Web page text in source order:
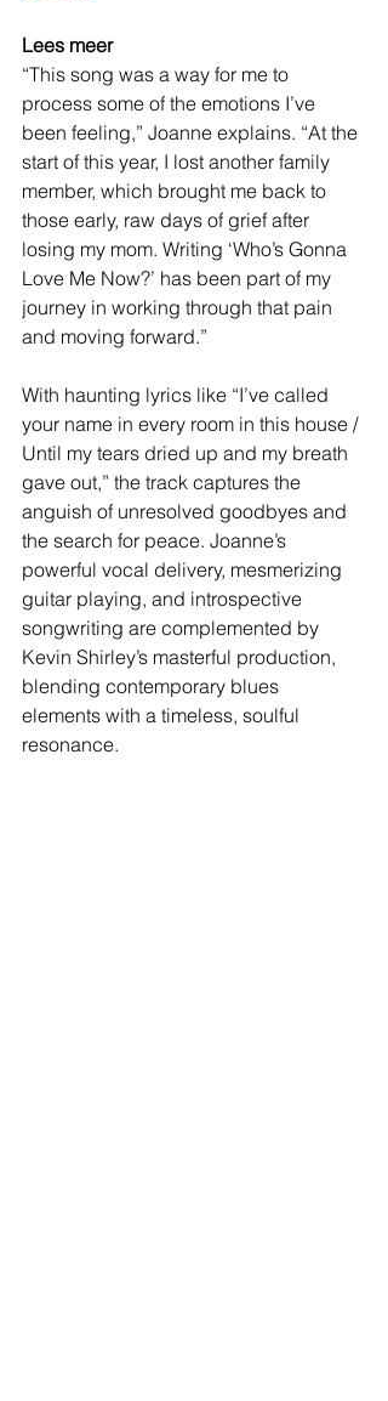
Lees meer
“This song was a way for me to
process some of the emotions I’ve
been feeling,” Joanne explains. “At the
start of this year, I lost another family
member, which brought me back to
those early, raw days of grief after
losing my mom. Writing ‘Who’s Gonna
Love Me Now?’ has been part of my
journey in working through that pain
and moving forward.”
With haunting lyrics like “I’ve called
your name in every room in this house /
Until my tears dried up and my breath
gave out,” the track captures the
anguish of unresolved goodbyes and
the search for peace. Joanne’s
powerful vocal delivery, mesmerizing
guitar playing, and introspective
songwriting are complemented by
Kevin Shirley’s masterful production,
blending contemporary blues
elements with a timeless, soulful
resonance.